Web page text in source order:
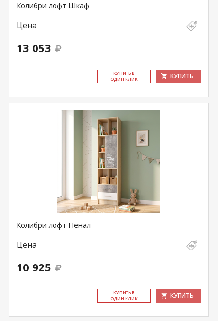
Колибри лофт Шкаф
Цена
13 053
КУ­ПИТЬ В
ОДИН КЛИК
КУПИТЬ
Колибри лофт Пенал
Цена
10 925
КУ­ПИТЬ В
ОДИН КЛИК
КУПИТЬ